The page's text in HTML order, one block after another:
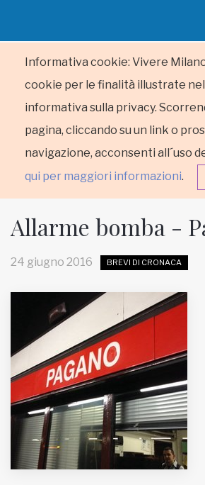
Informativa cookie: Vivere
cookie per le finalità illustrate
informativa sulla privacy.
pagina, cliccando su un link o
navigazione, acconsenti all´uso
qui per maggiori informazioni.
RUBRICHE
MUNICIPI
Inviateci le vostre segnalazioni
www.viveremilano.info
Fondato e diretto da Enzo De
Allarme bomba -
24 giugno 2016 BREVI DI CRONACA